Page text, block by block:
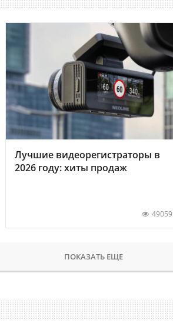
Лучшие видеорегистраторы в
2026 году: хиты продаж
49059
ПОКАЗАТЬ ЕЩЕ